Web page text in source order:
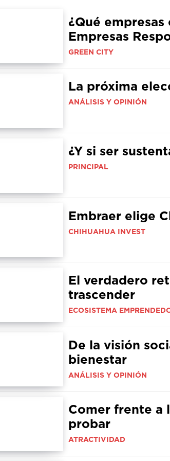
¿Qué
Empresas
GREEN CITY
La próxima
ANÁLISIS Y OPINIÓN
¿Y si ser
PRINCIPAL
Embraer elige
CHIHUAHUA INVEST
El verdadero
trascender
ECOSISTEMA
De la visión
bienestar
ANÁLISIS Y OPINIÓN
Comer frente a
probar
ATRACTIVIDAD